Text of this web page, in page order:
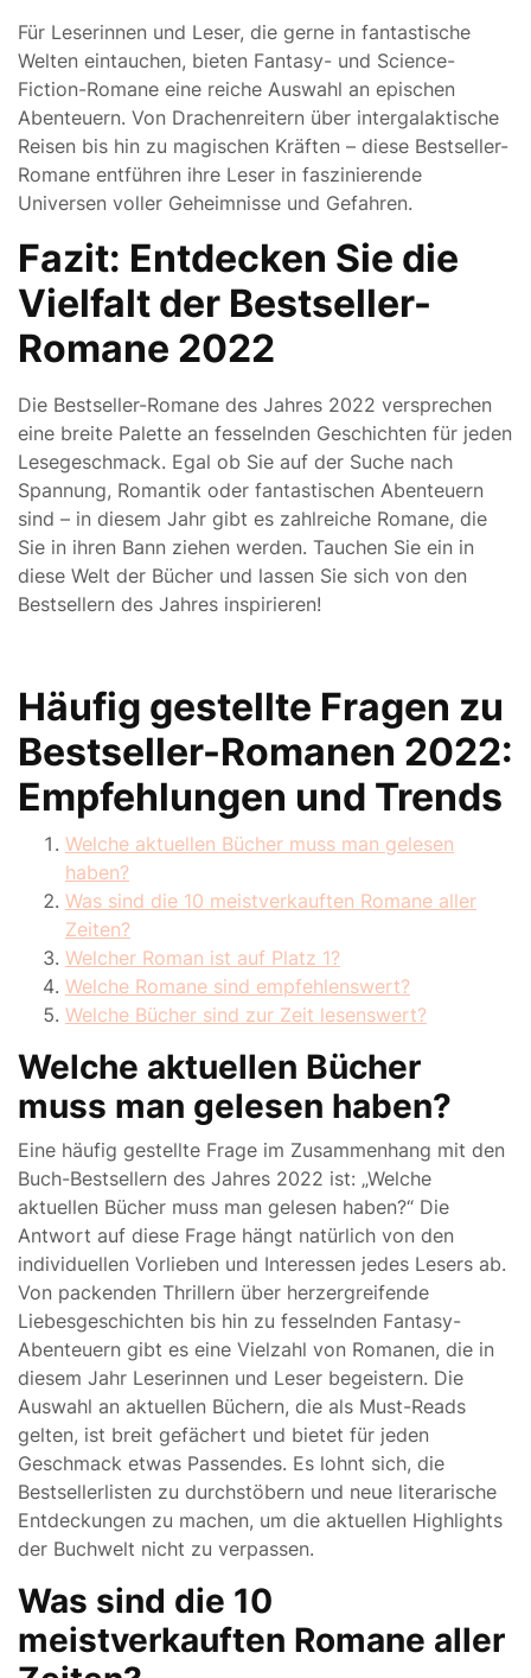
Für Leserinnen und Leser, die gerne in fantastische
Welten eintauchen, bieten Fantasy- und Science-
Fiction-Romane eine reiche Auswahl an epischen
Abenteuern. Von Drachenreitern über intergalaktische
Reisen bis hin zu magischen Kräften – diese Bestseller-
Romane entführen ihre Leser in faszinierende
Universen voller Geheimnisse und Gefahren.
Fazit: Entdecken Sie die
Vielfalt der Bestseller-
Romane 2022
Die Bestseller-Romane des Jahres 2022 versprechen
eine breite Palette an fesselnden Geschichten für jeden
Lesegeschmack. Egal ob Sie auf der Suche nach
Spannung, Romantik oder fantastischen Abenteuern
sind – in diesem Jahr gibt es zahlreiche Romane, die
Sie in ihren Bann ziehen werden. Tauchen Sie ein in
diese Welt der Bücher und lassen Sie sich von den
Bestsellern des Jahres inspirieren!
Häufig gestellte Fragen zu
Bestseller-Romanen 2022:
Empfehlungen und Trends
Welche aktuellen Bücher muss man gelesen
haben?
Was sind die 10 meistverkauften Romane aller
Zeiten?
Welcher Roman ist auf Platz 1?
Welche Romane sind empfehlenswert?
Welche Bücher sind zur Zeit lesenswert?
Welche aktuellen Bücher
muss man gelesen haben?
Eine häufig gestellte Frage im Zusammenhang mit den
Buch-Bestsellern des Jahres 2022 ist: „Welche
aktuellen Bücher muss man gelesen haben?“ Die
Antwort auf diese Frage hängt natürlich von den
individuellen Vorlieben und Interessen jedes Lesers ab.
Von packenden Thrillern über herzergreifende
Liebesgeschichten bis hin zu fesselnden Fantasy-
Abenteuern gibt es eine Vielzahl von Romanen, die in
diesem Jahr Leserinnen und Leser begeistern. Die
Auswahl an aktuellen Büchern, die als Must-Reads
gelten, ist breit gefächert und bietet für jeden
Geschmack etwas Passendes. Es lohnt sich, die
Bestsellerlisten zu durchstöbern und neue literarische
Entdeckungen zu machen, um die aktuellen Highlights
der Buchwelt nicht zu verpassen.
Was sind die 10
meistverkauften Romane aller